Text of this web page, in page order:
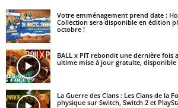
Votre emménagement prend date :
Collection sera disponible en édition
octobre !
BALL x PIT rebondit une dernière fois
ultime mise à jour gratuite, disponible
La Guerre des Clans : Les Clans de la
physique sur Switch, Switch 2 et